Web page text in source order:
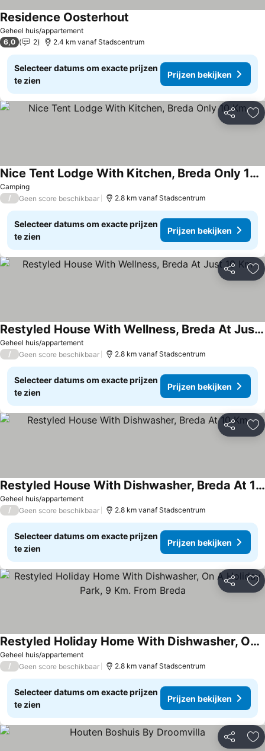
Geheel huis/appartement
Residence Oosterhout
6,0 2 2.4 km vanaf Stadscentrum
Selecteer datums om exacte prijzen
te zien
Prijzen bekijken
Delen
Camping
Nice Tent Lodge With Kitchen, Breda Only 10 Km
/ Geen score beschikbaar 2.8 km vanaf Stadscentrum
Selecteer datums om exacte prijzen
te zien
Prijzen bekijken
Delen
Geheel huis/appartement
Restyled House With Wellness, Breda At Just 10 Km
/ Geen score beschikbaar 2.8 km vanaf Stadscentrum
Selecteer datums om exacte prijzen
te zien
Prijzen bekijken
Delen
Geheel huis/appartement
Restyled House With Dishwasher, Breda At 10 Km
/ Geen score beschikbaar 2.8 km vanaf Stadscentrum
Selecteer datums om exacte prijzen
te zien
Prijzen bekijken
Delen
Geheel huis/appartement
Restyled Holiday Home With Dishwasher, On A Holiday Park, 9 Km. From Breda
/ Geen score beschikbaar 2.8 km vanaf Stadscentrum
Selecteer datums om exacte prijzen
te zien
Prijzen bekijken
Delen